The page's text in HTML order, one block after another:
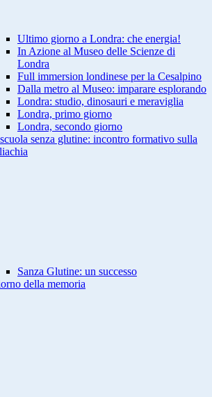
Ultimo giorno a Londra: che energia!
In Azione al Museo delle Scienze di
Londra
Full immersion londinese per la Cesalpino
Dalla metro al Museo: imparare esplorando
Londra: studio, dinosauri e meraviglia
Londra, primo giorno
Londra, secondo giorno
senza glutine: incontro formativo sulla
Sanza Glutine: un successo
della memoria